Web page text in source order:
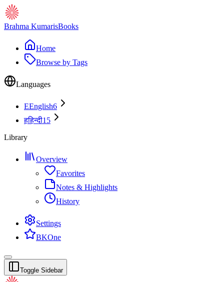
Brahma KumarisBooks
Home
Browse by Tags
Languages
EEnglish6
हहिन्दी15
Library
Overview
Favorites
Notes & Highlights
History
Settings
BKOne
Toggle Sidebar